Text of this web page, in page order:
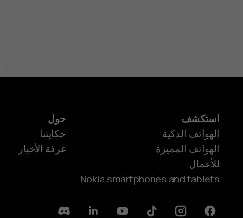
استكشف
الهواتف الذكية
الهواتف المميزة
للأعمال
Nokia smartphones and tablets
حول
حكايتنا
غرفة الأخبار